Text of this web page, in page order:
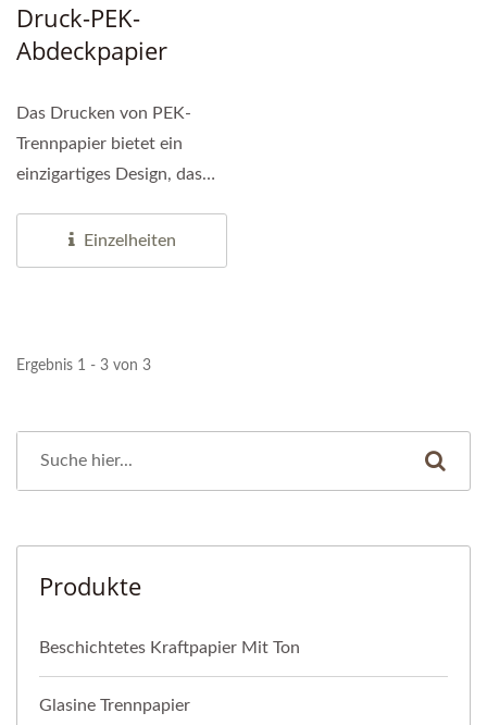
Druck-PEK-
Abdeckpapier
Das Drucken von PEK-
Trennpapier bietet ein
einzigartiges Design, das
frischen...Einzelheiten
Ergebnis 1 - 3 von 3
Produkte
Beschichtetes Kraftpapier Mit Ton
Glasine Trennpapier